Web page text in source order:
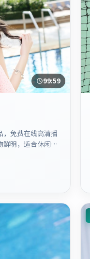
99:59
，免费在线高清播
鲜明，适合休闲一